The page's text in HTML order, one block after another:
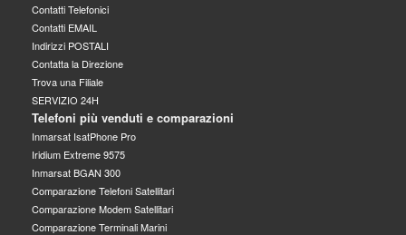
Contatti Telefonici
Contatti EMAIL
Indirizzi POSTALI
Contatta la Direzione
Trova una Filiale
SERVIZIO 24H
Telefoni più venduti e comparazioni
Inmarsat IsatPhone Pro
Iridium Extreme 9575
Inmarsat BGAN 300
Comparazione Telefoni Satellitari
Comparazione Modem Satellitari
Comparazione Terminali Marini